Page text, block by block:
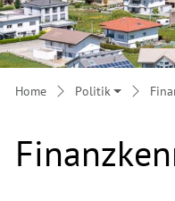
Home Politik